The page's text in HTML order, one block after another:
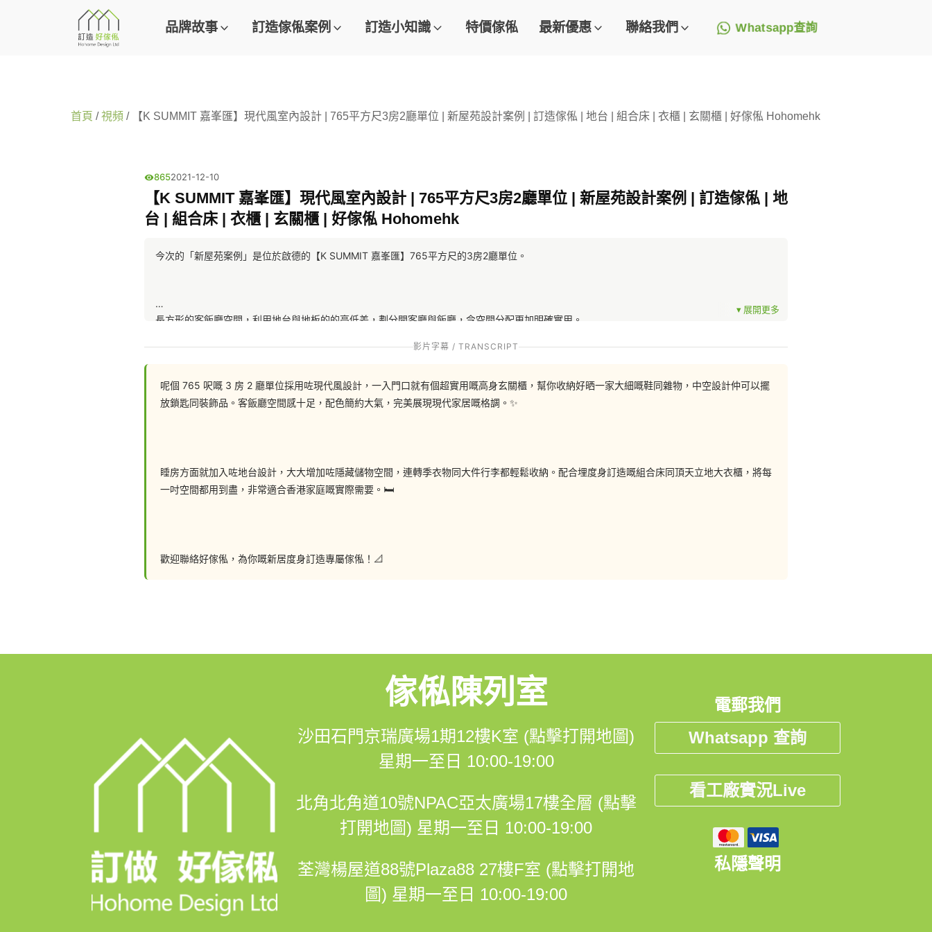
品牌故事 訂造傢俬案例 訂造小知識 特價傢俬 最新優惠 聯絡我們 Whatsapp查詢
首頁 /視頻 / 【K SUMMIT 嘉峯匯】現代風室內設計 | 765平方尺3房2廳單位 | 新屋苑設計案例 | 訂造傢俬 | 地台 | 組合床 | 衣櫃 | 玄關櫃 | 好傢俬 Hohomehk
8652021-12-10
【K SUMMIT 嘉峯匯】現代風室內設計 | 765平方尺3房2廳單位 | 新屋苑設計案例 | 訂造傢俬 | 地
台 | 組合床 | 衣櫃 | 玄關櫃 | 好傢俬 Hohomehk
今次的「新屋苑案例」是位於啟德的【K SUMMIT 嘉峯匯】765平方尺的3房2廳單位。
長方形的客飯廳空間，利用地台與地板的的高低差，劃分開客廳與飯廳，令空間分配更加明確實用。
飯廳一側造了整排的地櫃配層板，兼顧裝飾和儲物的需要，同時不會令空間太過壓迫。由於單位樓底超過2.7米，我們便利用高度優勢，在客廳做
了地台設計，取代傳統的高櫃及電視櫃，令空間感更開揚。而地台中間有一張升降枱，方便吃點心或當茶几用。
同時保留空間的輕盈感。
空間更舒適愜意。玻璃趟門配上LED燈帶設計，現代時尚。
一鍵切換: https://wa.me/85294253548
💬Facebook: https://facebook.com/hohomehk
🖥️網站: https://hohomehk.com
影片字幕 / TRANSCRIPT
呢個 765 呎嘅 3 房 2 廳單位採用咗現代風設計，一入門口就有個超實用嘅高身玄關櫃，幫你收納好晒一家大細嘅鞋同雜物，中空設計仲可以擺
放鎖匙同裝飾品。客飯廳空間感十足，配色簡約大氣，完美展現現代家居嘅格調。✨
睡房方面就加入咗地台設計，大大增加咗隱藏儲物空間，連轉季衣物同大件行李都輕鬆收納。配合埋度身訂造嘅組合床同頂天立地大衣櫃，將每
一吋空間都用到盡，非常適合香港家庭嘅實際需要。🛏️
歡迎聯絡好傢俬，為你嘅新居度身訂造專屬傢俬！📐
傢俬陳列室
沙田石門京瑞廣場1期12樓K室 (點擊打開地圖)
星期一至日 10:00-19:00
北角北角道10號NPAC亞太廣場17樓全層 (點擊
打開地圖) 星期一至日 10:00-19:00
荃灣楊屋道88號Plaza88 27樓F室 (點擊打開地
圖) 星期一至日 10:00-19:00
電郵我們
Whatsapp 查詢
看工廠實況Live
私隱聲明